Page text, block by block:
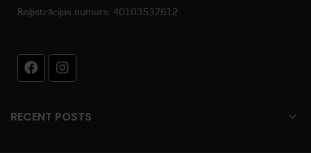
Reģistrācijas numurs: 40103537612
RECENT POSTS